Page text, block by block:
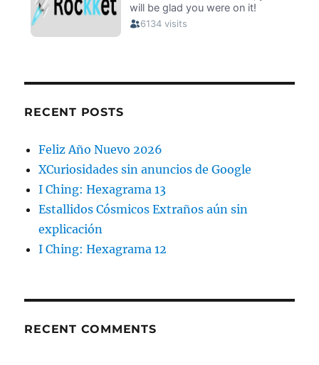
RECENT POSTS
Feliz Año Nuevo 2026
XCuriosidades sin anuncios de Google
I Ching: Hexagrama 13
Estallidos Cósmicos Extraños aún sin
explicación
I Ching: Hexagrama 12
RECENT COMMENTS